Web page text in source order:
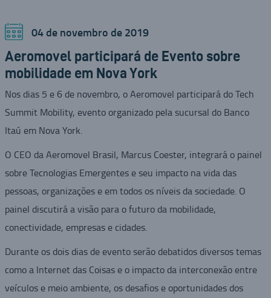
04 de novembro de 2019
Aeromovel participará de Evento sobre
mobilidade em Nova York
Nos dias 5 e 6 de novembro, o Aeromovel participará do Tech
Summit Mobility, evento organizado pela sucursal do Banco
Itaú em Nova York.
O CEO da Aeromovel Brasil, Marcus Coester, integrará o painel
sobre Tecnologias Emergentes e seu impacto na vida das
pessoas, organizações e em todos os níveis da sociedade. O
painel discutirá a visão para o futuro da mobilidade,
conectividade, empresas e cidades.
Durante os dois dias de evento serão debatidos diversos temas
como a Internet das Coisas e o impacto da interconexão entre
veículos e meio ambiente, os desafios e oportunidades dos